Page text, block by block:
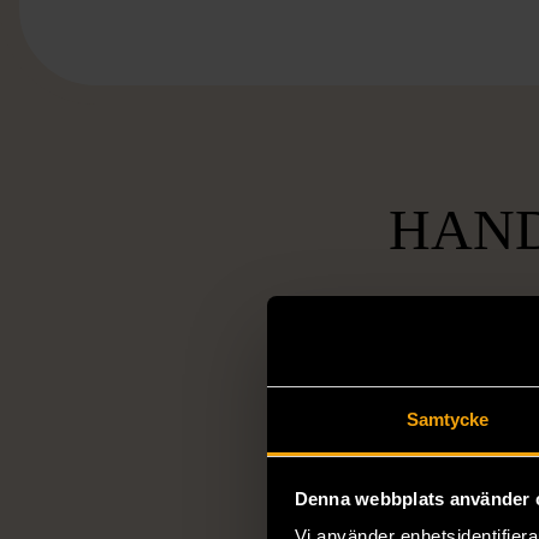
Samtycke
Denna webbplats använder
Socialt